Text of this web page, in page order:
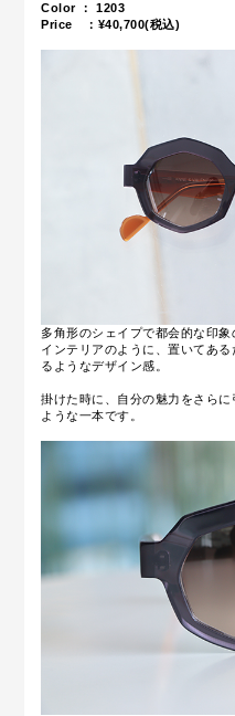
Color ： 1203
Price ：¥40,700(税込)
多角形のシェイプで都会的な印象
インテリアのように、置いてあ
るようなデザイン感。
掛けた時に、自分の魅力をさら
ような一本です。